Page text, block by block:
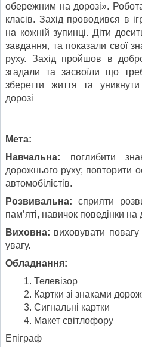
обережним на дорозі».
класів. Захід проводився в
на кожній зупинці. Діти
завдання, та показали свої
руху. Захід пройшов в
згадали та засвоїли що
зберегти життя та
дорозі
Мета:
Навчальна: поглибити
дорожнього руху; повторити
автомобілістів.
Розвивальна: сприяти
пам’яті, навичок поведінки на
Виховна: виховувати повагу
увагу.
Обладнання:
Телевізор
Картки зі знаками
Сигнальні картки
Макет світлофору
Епіграф